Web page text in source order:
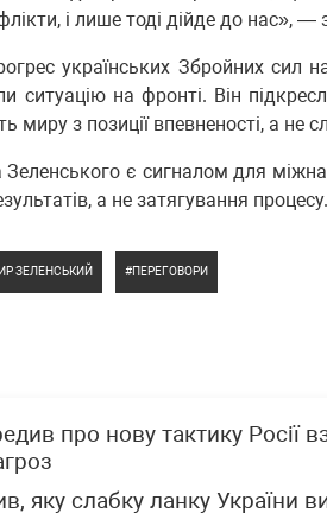
і лише тоді дійде до нас», —
українських Збройних сил
ситуацію на фронті. Він
миру з позиції впевненості, а не
є сигналом для
а не затягування процесу.
ЗЕЛЕНСЬКИЙ ПЕРЕГОВОРИ
про нову тактику Росії
яку слабку ланку України